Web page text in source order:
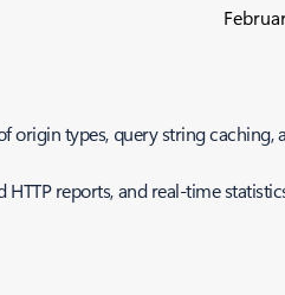
origin types, query string caching,
reports, and real-time